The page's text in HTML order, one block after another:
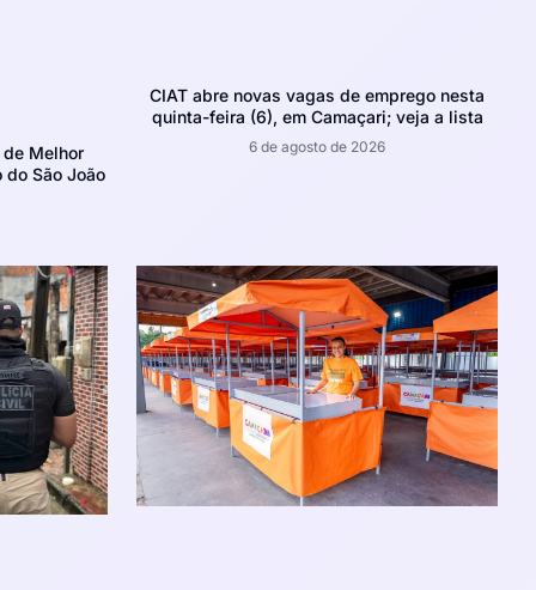
Melhor
São João
CIAT abre novas vagas de emprego nesta
quinta-feira (6), em Camaçari; veja a lista
6 de agosto de 2026